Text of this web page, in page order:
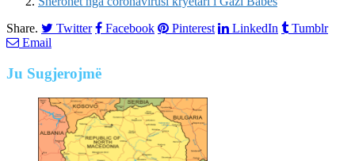
Share.
Twitter Facebook Pinterest LinkedIn
Tumblr
Email
Ju Sugjerojmë